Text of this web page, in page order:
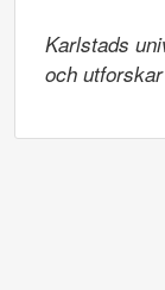
Karlstads
och